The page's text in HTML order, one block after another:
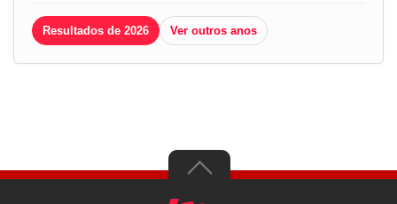
Resultados de 2026 Ver outros anos